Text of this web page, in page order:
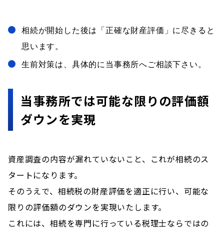
相続が開始した後は「正確な財産評価」に尽きると
思います。
生前対策は、具体的に当事務所へご相談下さい。
当事務所では可能な限りの評価額
ダウンを実現
資産調査の内容が漏れていないこと、これが相続のス
タートになります。
そのうえで、相続税の財産評価を適正に行い、可能な
限りの評価額のダウンを実現いたします。
これには、相続を専門に行っている税理士ならではの